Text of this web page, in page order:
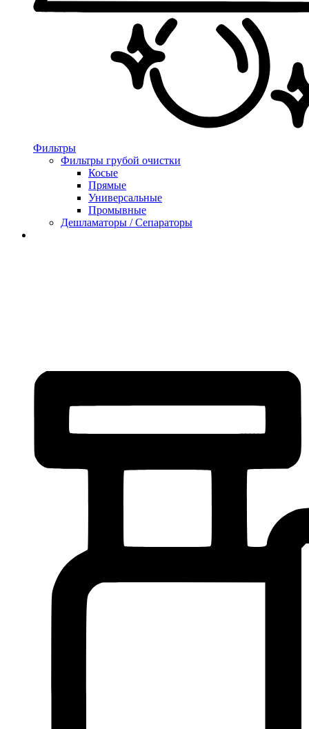
Фильтры
Фильтры грубой очистки
Косые
Прямые
Универсальные
Промывные
Дешламаторы / Сепараторы